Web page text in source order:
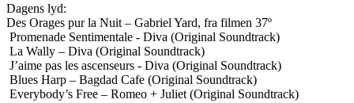
Dagens lyd:
Des Orages pur la Nuit – Gabriel Yard, fra filmen 37º